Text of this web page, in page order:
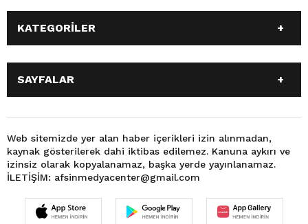
KATEGORİLER
ANASAYFA
GÜNDEM
SİYASET
SPOR
EKONOMİ
TEKNOLOJİ
3. SAYFA
BÜYÜKŞEHİR BELEDİYESİ
DÜNYA
FOTO GALERİ
KÜLTÜR SANAT
MAGAZİN
OTOMOBİL
SAĞLIK
VIDEO GALERİ
YEREL HABERLER
KÜNYE
SAYFALAR
SİYASET
EĞİTİM
SPOR
EKONOMİ
TEKNOLOJİ
3. SAYFA
FOTO GALERİ
KÜLTÜR SANAT
Web sitemizde yer alan haber içerikleri izin alınmadan,
kaynak gösterilerek dahi iktibas edilemez. Kanuna aykırı ve
izinsiz olarak kopyalanamaz, başka yerde yayınlanamaz.
İLETİŞİM: afsinmedyacenter@gmail.com